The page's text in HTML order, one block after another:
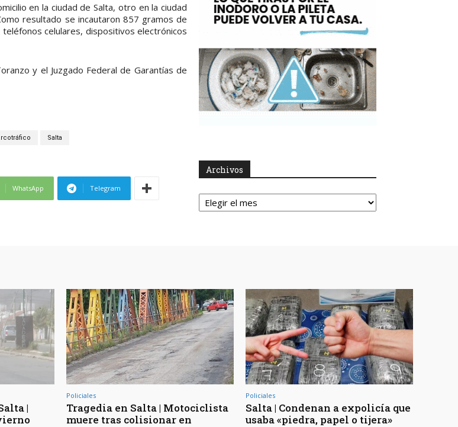
en la ciudad de Salta, otro en la ciudad
resultado se incautaron 857 gramos de
celulares, dispositivos electrónicos
y el Juzgado Federal de Garantías de
Salta
WhatsApp Telegram
Archivos
Archivos
|
Policiales
Tragedia en Salta | Motociclista
muere tras colisionar en
Policiales
Salta | Condenan a expolicía que
usaba «piedra, papel o tijera»